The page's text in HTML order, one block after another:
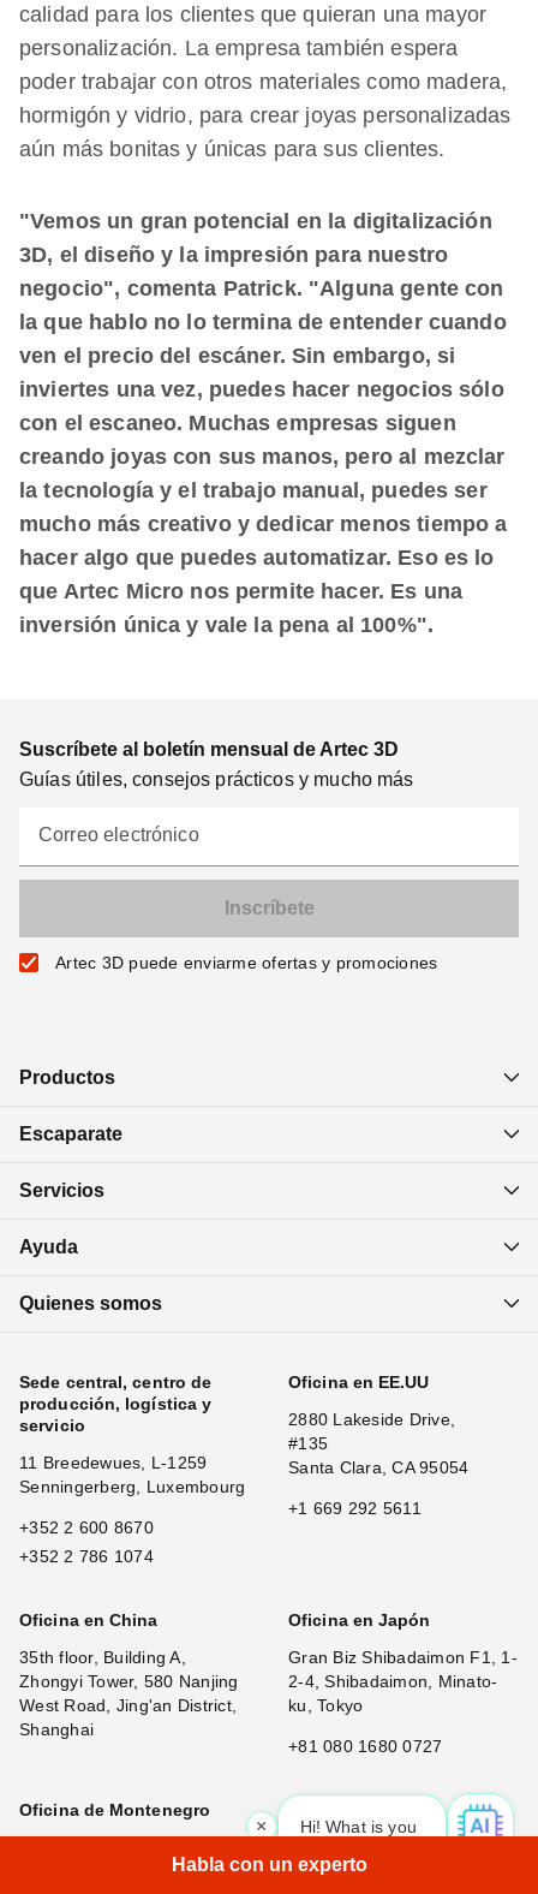
calidad para los clientes que quieran una mayor
personalización. La empresa también espera
poder trabajar con otros materiales como madera,
hormigón y vidrio, para crear joyas personalizadas
aún más bonitas y únicas para sus clientes.
"Vemos un gran potencial en la digitalización
3D, el diseño y la impresión para nuestro
negocio", comenta Patrick. "Alguna gente con
la que hablo no lo termina de entender cuando
ven el precio del escáner. Sin embargo, si
inviertes una vez, puedes hacer negocios sólo
con el escaneo. Muchas empresas siguen
creando joyas con sus manos, pero al mezclar
la tecnología y el trabajo manual, puedes ser
mucho más creativo y dedicar menos tiempo a
hacer algo que puedes automatizar. Eso es lo
que Artec Micro nos permite hacer. Es una
inversión única y vale la pena al 100%".
Hi! What is your request? 👀
Suscríbete al boletín mensual de Artec 3D
Guías útiles, consejos prácticos y mucho más
Correo electrónico
Artec 3D puede enviarme ofertas y promociones
Productos
Escaparate
Servicios
Ayuda
Quienes somos
Sede central, centro de
producción, logística y
servicio
11 Breedewues, L-1259
Senningerberg, Luxembourg
+352 2 600 8670
+352 2 786 1074
Oficina en EE.UU
2880 Lakeside Drive,
#135
Santa Clara, CA 95054
+1 669 292 5611
Oficina en China
35th floor, Building A,
Zhongyi Tower, 580 Nanjing
West Road, Jing'an District,
Shanghai
Oficina en Japón
Gran Biz Shibadaimon F1, 1-
2-4, Shibadaimon, Minato-
ku, Tokyo
+81 080 1680 0727
Oficina de Montenegro
Habla con un experto